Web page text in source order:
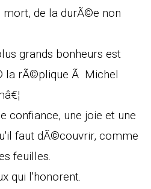
mort, de la durÃ©e non
grands bonheurs est
la rÃ©plique Ã Michel
confiance, une joie et une
faut dÃ©couvrir, comme
feuilles.
qui l'honorent.